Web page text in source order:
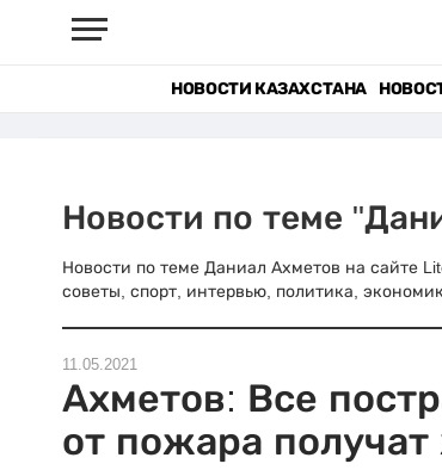
НОВОСТИ КАЗАХСТАНА
Новости по теме
Новости по теме Даниал Ахметов на сайте
советы, спорт, интервью, политика,
11.05.2021
Ахметов: Все
от пожара